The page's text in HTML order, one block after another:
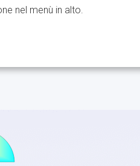
nel menù in alto.